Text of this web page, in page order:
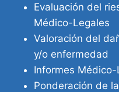
Evaluación del
Médico-Legales
Valoración del
y/o enfermedad
Informes
Ponderación de